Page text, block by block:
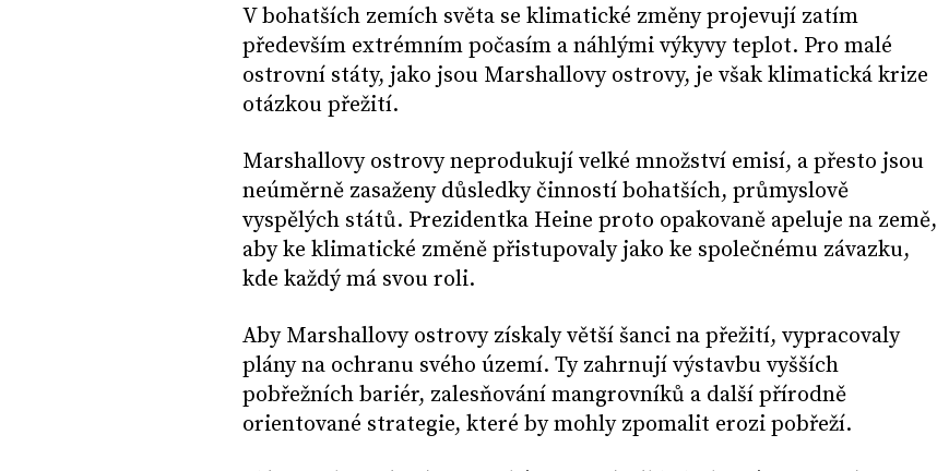
V bohatších zemích světa se klimatické změny projevují zatím
především extrémním počasím a náhlými výkyvy teplot. Pro malé
ostrovní státy, jako jsou Marshallovy ostrovy, je však klimatická krize
otázkou přežití.
Marshallovy ostrovy neprodukují velké množství emisí, a přesto jsou
neúměrně zasaženy důsledky činností bohatších, průmyslově
vyspělých států. Prezidentka Heine proto opakovaně apeluje na země,
aby ke klimatické změně přistupovaly jako ke společnému závazku,
kde každý má svou roli.
Aby Marshallovy ostrovy získaly větší šanci na přežití, vypracovaly
plány na ochranu svého území. Ty zahrnují výstavbu vyšších
pobřežních bariér, zalesňování mangrovníků a další přírodně
orientované strategie, které by mohly zpomalit erozi pobřeží.